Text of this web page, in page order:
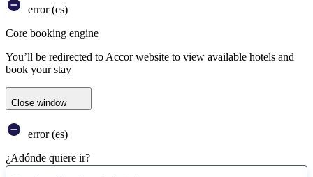
error (es)
Core booking engine
You’ll be redirected to Accor website to view available hotels and
book your stay
Close window
error (es)
¿Adónde quiere ir?